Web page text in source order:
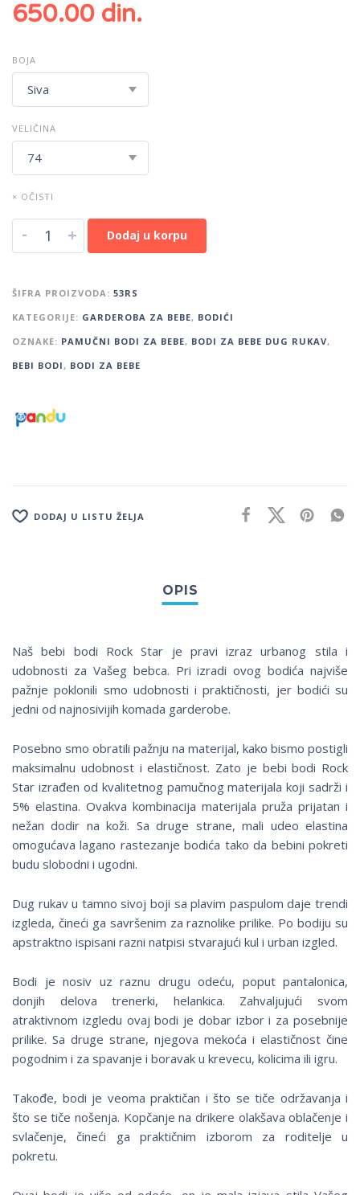
650.00 din.
BOJA
VELIČINA
× OČISTI
- + Dodaj u korpu
ŠIFRA PROIZVODA: 53RS
KATEGORIJE: GARDEROBA ZA BEBE, BODIĆI
OZNAKE: PAMUČNI BODI ZA BEBE, BODI ZA BEBE DUG RUKAV,
BEBI BODI, BODI ZA BEBE
DODAJ U LISTU ŽELJA
Naš bebi bodi Rock Star je pravi izraz urbanog stila i
udobnosti za Vašeg bebca. Pri izradi ovog bodića najviše
pažnje poklonili smo udobnosti i praktičnosti, jer bodići su
jedni od najnosivijih komada garderobe.
Posebno smo obratili pažnju na materijal, kako bismo postigli
maksimalnu udobnost i elastičnost. Zato je bebi bodi Rock
Star izrađen od kvalitetnog pamučnog materijala koji sadrži i
5% elastina. Ovakva kombinacija materijala pruža prijatan i
nežan dodir na koži. Sa druge strane, mali udeo elastina
omogućava lagano rastezanje bodića tako da bebini pokreti
budu slobodni i ugodni.
Dug rukav u tamno sivoj boji sa plavim paspulom daje trendi
izgleda, čineći ga savršenim za raznolike prilike. Po bodiju su
apstraktno ispisani razni natpisi stvarajući kul i urban izgled.
Bodi je nosiv uz raznu drugu odeću, poput pantalonica,
donjih delova trenerki, helankica. Zahvaljujući svom
atraktivnom izgledu ovaj bodi je dobar izbor i za posebnije
prilike. Sa druge strane, njegova mekoća i elastičnost čine
pogodnim i za spavanje i boravak u krevecu, kolicima ili igru.
Takođe, bodi je veoma praktičan i što se tiče održavanja i
što se tiče nošenja. Kopčanje na drikere olakšava oblačenje i
svlačenje, čineći ga praktičnim izborom za roditelje u
pokretu.